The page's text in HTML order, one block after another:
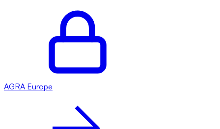
AGRA Europe